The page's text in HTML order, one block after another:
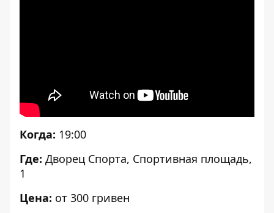
Когда: 19:00
Где: Дворец Спорта, Спортивная площадь,
1
Цена: от 300 гривен